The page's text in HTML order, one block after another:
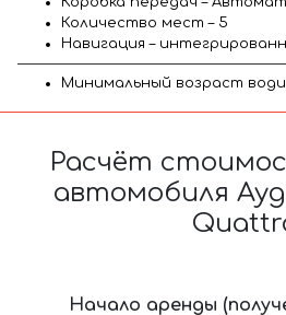
Количество мест – 5
Навигация –
Минимальный возраст
Расчёт
автомобиля
Начало аренды